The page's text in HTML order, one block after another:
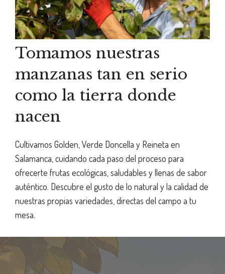
Tomamos nuestras
manzanas tan en serio
como la tierra donde
nacen
Cultivamos Golden, Verde Doncella y Reineta en
Salamanca, cuidando cada paso del proceso para
ofrecerte frutas ecológicas, saludables y llenas de sabor
auténtico. Descubre el gusto de lo natural y la calidad de
nuestras propias variedades, directas del campo a tu
mesa.